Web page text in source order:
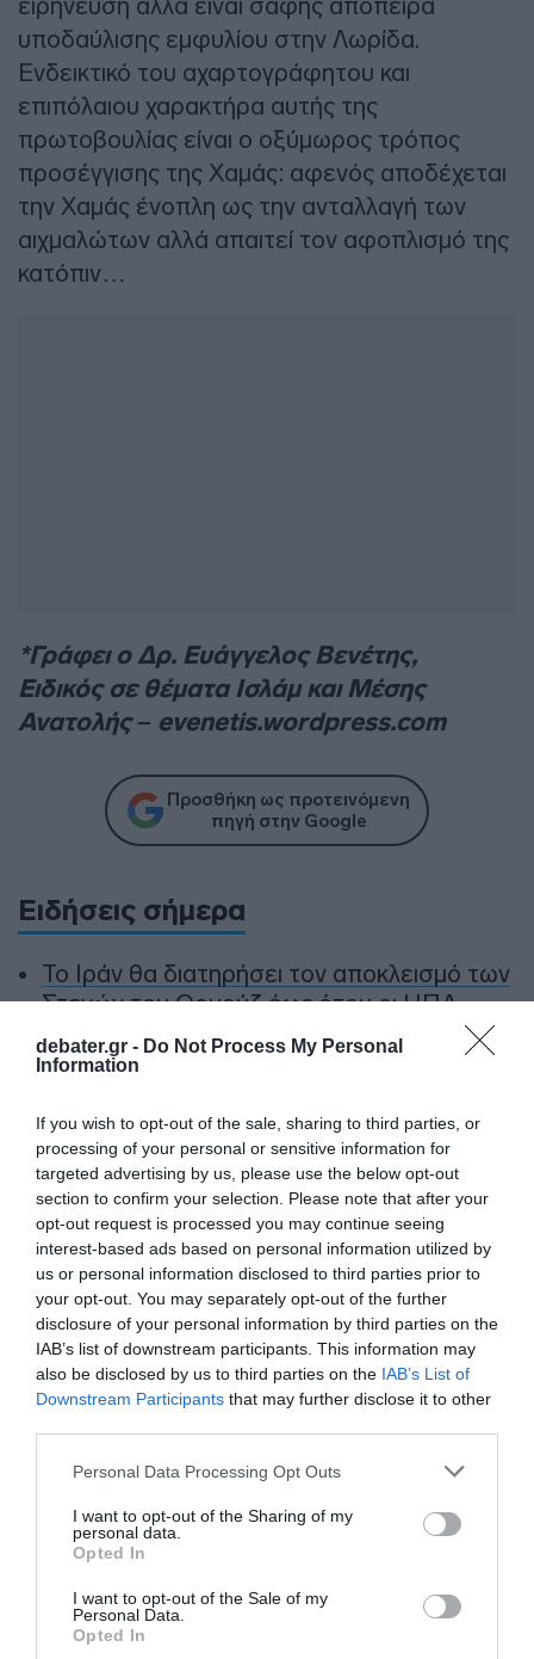
debater.gr - Do Not Process My Personal
Information
If you wish to opt-out of the sale, sharing to third parties, or
processing of your personal or sensitive information for
targeted advertising by us, please use the below opt-out
section to confirm your selection. Please note that after your
opt-out request is processed you may continue seeing
interest-based ads based on personal information utilized by
us or personal information disclosed to third parties prior to
your opt-out. You may separately opt-out of the further
disclosure of your personal information by third parties on the
IAB’s list of downstream participants. This information may
also be disclosed by us to third parties on the IAB’s List of
Downstream Participants that may further disclose it to other
Please note that this website/app uses one or more Google
not limited to your visit or usage behaviour. You may click to
grant or deny consent to Google and its third-party tags to
use your data for below specified purposes in below Google
consent section.
Personal Data Processing Opt Outs
I want to opt-out of the Sharing of my
personal data.
Opted In
I want to opt-out of the Sale of my
Personal Data.
Opted In
ειρήνευση αλλά είναι σαφής απόπειρα
υποδαύλισης εμφυλίου στην Λωρίδα.
Ενδεικτικό του αχαρτογράφητου και
επιπόλαιου χαρακτήρα αυτής της
πρωτοβουλίας είναι ο οξύμωρος τρόπος
προσέγγισης της Χαμάς: αφενός αποδέχεται
την Χαμάς ένοπλη ως την ανταλλαγή των
αιχμαλώτων αλλά απαιτεί τον αφοπλισμό της
κατόπιν…
*Γράφει ο Δρ. Ευάγγελος Βενέτης,
Ειδικός σε θέματα Ισλάμ και Μέσης
Ανατολής – evenetis.wordpress.com
Προσθήκη ως προτεινόμενη
πηγή στην Google
Ειδήσεις σήμερα
To Ιράν θα διατηρήσει τον αποκλεισμό των
Στενών του Ορμούζ έως ότου οι ΗΠΑ
αποδεχθούν “όλους” τους όρους της
Ιός Δυτικού Νείλου: Έξι θάνατοι τις
τελευταίες ημέρες – Στην Αττική τα
περισσότερα κρούσματα
ΠΑΣΟΚ: Η «Εστία» ανάλωσε τη μισή ύλη
της για να μην πει απολύτως τίποτα και να
επαναλάβει το φαντασιόπληκτο ρεπορτάζ
της
Χανιά: Νεαρός Παλαιστίνιος κλείδωσε
ανήλικη στο σπίτι του – Την έσωσαν οι
φωνές της
Ακολούθησε το debater.gr στο
Google News
και μάθετε πρώτοι όλες τις ειδήσεις
Share
ΜΕΣΗ ΑΝΑΤΟΛΗ ΠΟΛΕΜΟΣ ΣΤΟ ΙΣΡΑΗΛ